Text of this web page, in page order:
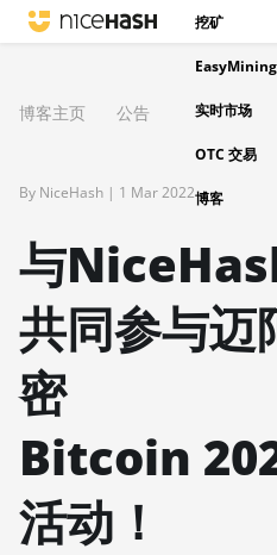
挖矿
EasyMining
实时市场
OTC 交易
博客
博客主页 公告
By NiceHash | 1 Mar 2022
与
共同参与迈
密
Bitcoin
活动！